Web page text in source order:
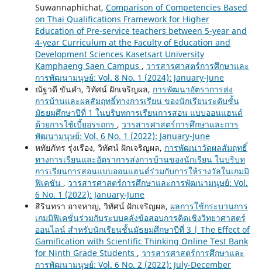
Suwannaphichat, Comparison of Competencies Based
on Thai Qualifications Framework for Higher
Education of Pre-service teachers between 5-year and
4-year Curriculum at the Faculty of Education and
Development Sciences Kasetsart University
Kamphaeng Saen Campus , วารสารศาสตร์การศึกษาและ
การพัฒนามนุษย์: Vol. 8 No. 1 (2024): January-June
ณัฐวดี ขันคำ, วิทัศน์ ฝักเจริญผล, การพัฒนาอัตราการส่ง
การบ้านและผลสัมฤทธิ์ทางการเรียน ของนักเรียนระดับชั้น
มัธยมศึกษาปีที่ 1 ในบริบทการเรียนการสอน แบบออนแฮนด์
ด้วยการใช้เบี้ยอรรถกร , วารสารศาสตร์การศึกษาและการ
พัฒนามนุษย์: Vol. 6 No. 1 (2022): January-June
หทัยภัทร รุ่งเรือง, วิทัศน์ ฝักเจริญผล, การพัฒนาวัดผลสัมฤทธิ์
ทางการเรียนและอัตราการส่งการบ้านของนักเรียน ในบริบท
การเรียนการสอนแบบออนแฮนด์ร่วมกับการให้รางวัลในเกมมิ
ฟิเคชัน , วารสารศาสตร์การศึกษาและการพัฒนามนุษย์: Vol.
6 No. 1 (2022): January-June
สิรินทรา อาจหาญ, วิทัศน์ ฝักเจริญผล, ผลการใช้กระบวนการ
เกมมิฟิเคชั่นร่วมกับระบบคลังข้อสอบการคิดเชิงวิทยาศาสตร์
ออนไลน์ สำหรับนักเรียนชั้นมัธยมศึกษาปีที่ 3 | The Effect of
Gamification with Scientific Thinking Online Test Bank
for Ninth Grade Students , วารสารศาสตร์การศึกษาและ
การพัฒนามนุษย์: Vol. 6 No. 2 (2022): July-December